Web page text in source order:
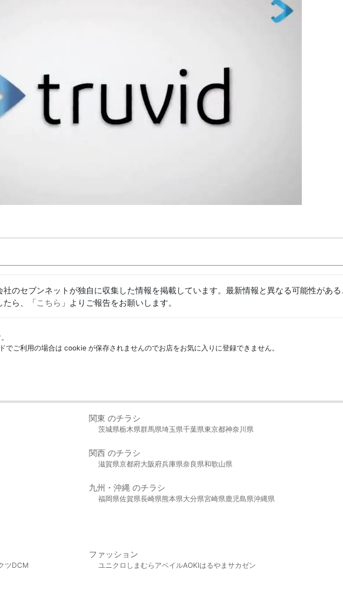
のセブンネットが独自に収集した情報を掲載しています。最新情報と異なる可能性があ
たら、「こちら 」よりご報告をお願いします。
ご利用の場合は cookie が保存されませんのでお店をお気に入りに登録できません。
関東 のチラシ
茨城県栃木県群馬県埼玉県千葉県東京都神奈川県
関西 のチラシ
滋賀県京都府大阪府兵庫県奈良県和歌山県
九州・沖縄 のチラシ
福岡県佐賀県長崎県熊本県大分県宮崎県鹿児島県沖縄県
ツDCM
ファッション
ユニクロ しまむら アベイルAOKIはるやま サカゼン